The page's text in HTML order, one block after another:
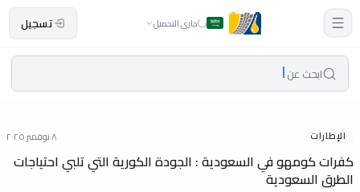
جاري التحميل تسجيل
ابحث عن
الإطارات ٨ نوفمبر ٢٠٢٥
كفرات كومهو في السعودية : الجودة الكورية التي تلبي احتياجات
الطرق السعودية